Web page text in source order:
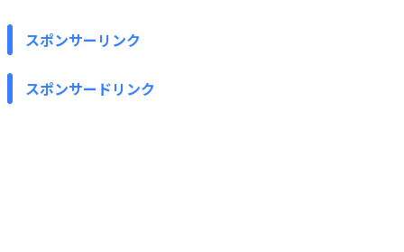
スポンサーリンク
スポンサードリンク